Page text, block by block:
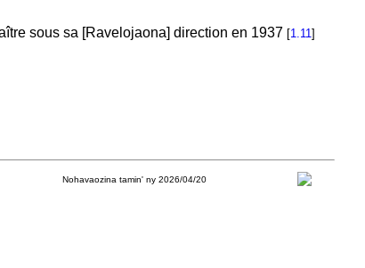
sous sa [Ravelojaona] direction en 1937 [1.11]
Nohavaozina tamin' ny 2026/04/20